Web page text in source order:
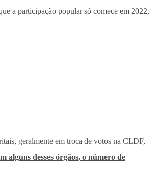
a participação popular só comece em 2022,
geralmente em troca de votos na CLDF,
alguns desses órgãos, o número de